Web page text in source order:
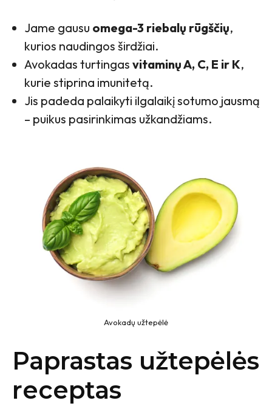
Jame gausu omega-3 riebalų rūgščių,
kurios naudingos širdžiai.
Avokadas turtingas vitaminų A, C, E ir K,
kurie stiprina imunitetą.
Jis padeda palaikyti ilgalaikį sotumo jausmą
– puikus pasirinkimas užkandžiams.
Avokadų užtepėlė
Paprastas užtepėlės
receptas